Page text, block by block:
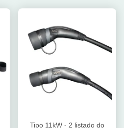
Tipo 11kW - 2 listado do